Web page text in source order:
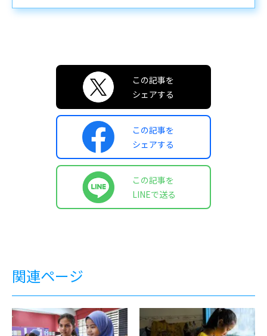
この記事を
シェアする
この記事を
シェアする
この記事を
LINEで送る
関連ページ